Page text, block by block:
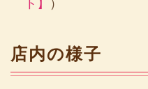
ト】
）
店内の様子